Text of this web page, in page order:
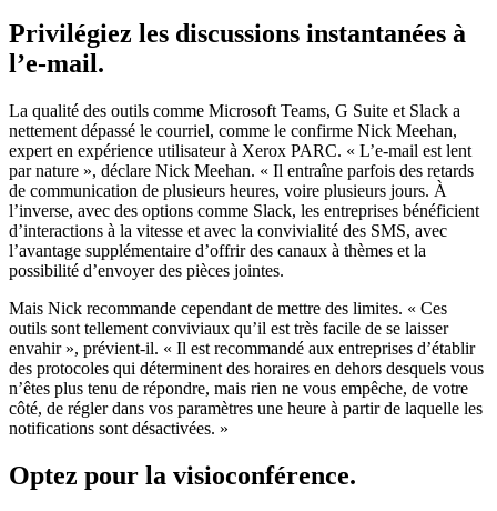
Privilégiez les discussions instantanées à
l’e-mail.
La qualité des outils comme Microsoft Teams, G Suite et Slack a
nettement dépassé le courriel, comme le confirme Nick Meehan,
expert en expérience utilisateur à Xerox PARC. « L’e-mail est lent
par nature », déclare Nick Meehan. « Il entraîne parfois des retards
de communication de plusieurs heures, voire plusieurs jours. À
l’inverse, avec des options comme Slack, les entreprises bénéficient
d’interactions à la vitesse et avec la convivialité des SMS, avec
l’avantage supplémentaire d’offrir des canaux à thèmes et la
possibilité d’envoyer des pièces jointes.
Mais Nick recommande cependant de mettre des limites. « Ces
outils sont tellement conviviaux qu’il est très facile de se laisser
envahir », prévient-il. « Il est recommandé aux entreprises d’établir
des protocoles qui déterminent des horaires en dehors desquels vous
n’êtes plus tenu de répondre, mais rien ne vous empêche, de votre
côté, de régler dans vos paramètres une heure à partir de laquelle les
notifications sont désactivées. »
Optez pour la visioconférence.